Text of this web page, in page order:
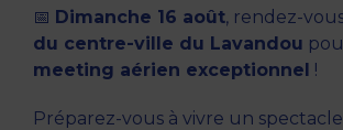
📅 Dimanche 16 août, rendez-
du centre-ville du Lavandou
meeting aérien exceptionnel !
Préparez-vous à vivre un